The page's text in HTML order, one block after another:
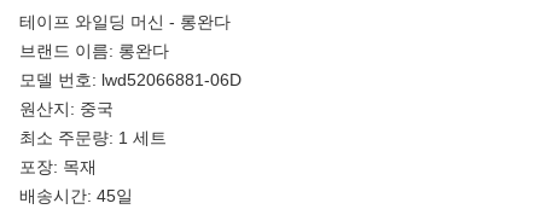
테이프 와일딩 머신 - 롱완다
브랜드 이름: 롱완다
모델 번호: lwd52066881-06D
원산지: 중국
최소 주문량: 1 세트
포장: 목재
배송시간: 45일